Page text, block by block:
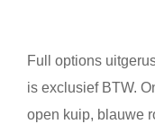
Full options
is exclusief BTW.
open kuip, blauwe